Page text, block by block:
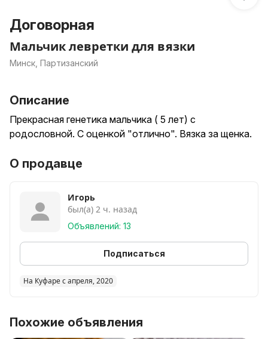
Договорная
Мальчик левретки для вязки
Минск, Партизанский
Описание
Прекрасная генетика мальчика ( 5 лет) с
родословной. С оценкой "отлично". Вязка за щенка.
О продавце
Игорь
был(а) 2 ч. назад
Объявлений: 13
Подписаться
На Куфаре с апреля, 2020
Похожие объявления